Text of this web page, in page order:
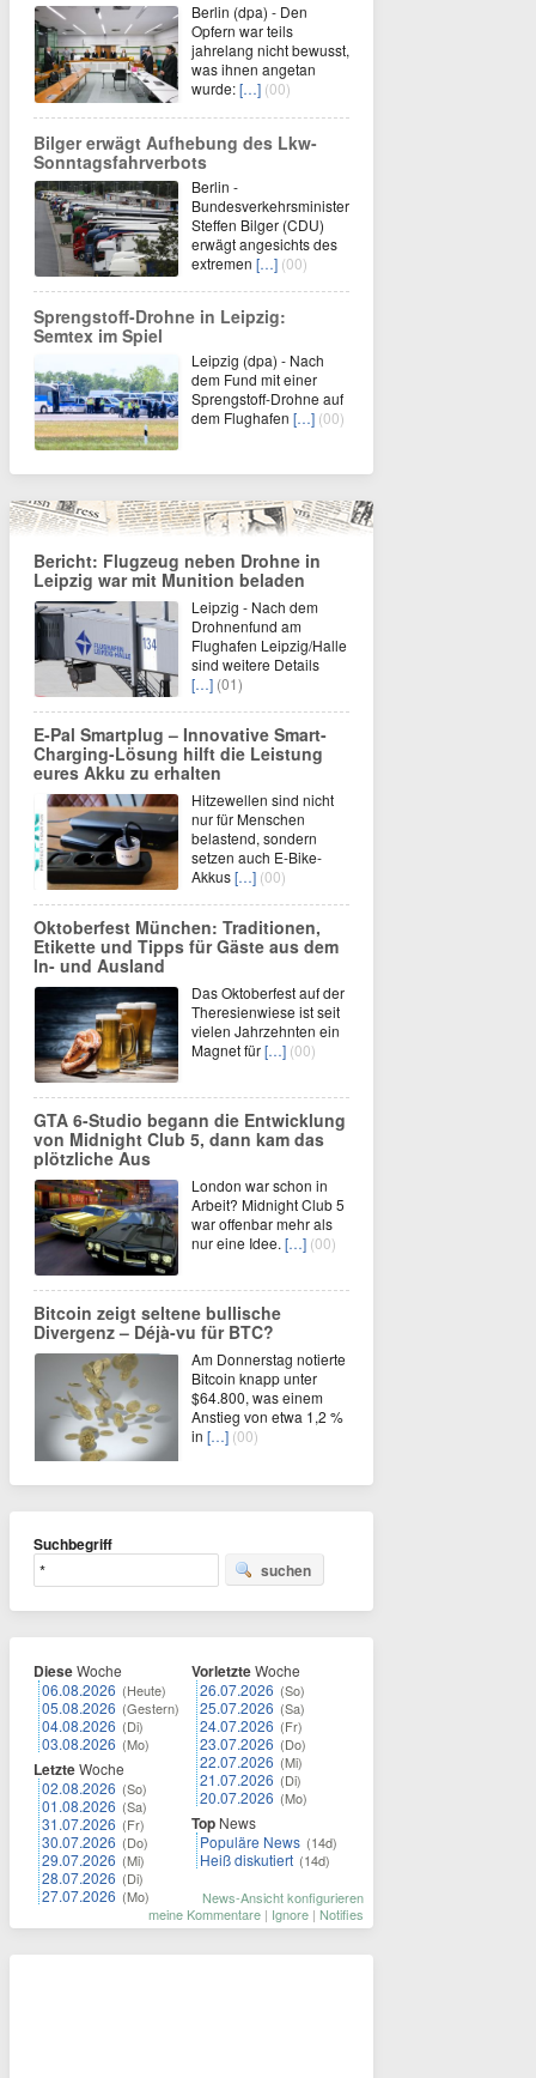
Berlin (dpa) - Den
Opfern war teils
jahrelang nicht bewusst,
was ihnen angetan
wurde:[…] (00)
Bilger erwägt Aufhebung des Lkw-
Sonntagsfahrverbots
Berlin -
Bundesverkehrsminister
Steffen Bilger (CDU)
erwägt angesichts des
extremen […] (00)
Sprengstoff-Drohne in Leipzig:
Semtex im Spiel
Leipzig (dpa) - Nach
dem Fund mit einer
Sprengstoff-Drohne auf
dem Flughafen […] (00)
Bericht: Flugzeug neben Drohne in
Leipzig war mit Munition beladen
Leipzig - Nach dem
Drohnenfund am
Flughafen Leipzig/Halle
sind weitere Details
[…] (01)
E-Pal Smartplug – Innovative Smart-
Charging-Lösung hilft die Leistung
eures Akku zu erhalten
Hitzewellen sind nicht
nur für Menschen
belastend, sondern
setzen auch E-Bike-
Akkus[…] (00)
Oktoberfest München: Traditionen,
Etikette und Tipps für Gäste aus dem
In- und Ausland
Das Oktoberfest auf der
Theresienwiese ist seit
vielen Jahrzehnten ein
Magnet für[…] (00)
GTA 6-Studio begann die Entwicklung
von Midnight Club 5, dann kam das
plötzliche Aus
London war schon in
Arbeit? Midnight Club 5
war offenbar mehr als
nur eine Idee. […] (00)
Bitcoin zeigt seltene bullische
Divergenz – Déjà-vu für BTC?
Am Donnerstag notierte
Bitcoin knapp unter
$64.800, was einem
Anstieg von etwa 1,2 %
in […] (00)
Suchbegriff
suchen
DieseWoche
06.08.2026 (Heute)
05.08.2026 (Gestern)
04.08.2026 (Di)
03.08.2026 (Mo)
LetzteWoche
02.08.2026 (So)
01.08.2026 (Sa)
31.07.2026 (Fr)
30.07.2026 (Do)
29.07.2026 (Mi)
28.07.2026 (Di)
27.07.2026 (Mo)
VorletzteWoche
26.07.2026 (So)
25.07.2026 (Sa)
24.07.2026 (Fr)
23.07.2026 (Do)
22.07.2026 (Mi)
21.07.2026 (Di)
20.07.2026 (Mo)
Top News
Populäre News (14d)
Heiß diskutiert (14d)
News-Ansicht konfigurieren
meine Kommentare | Ignore | Notifies